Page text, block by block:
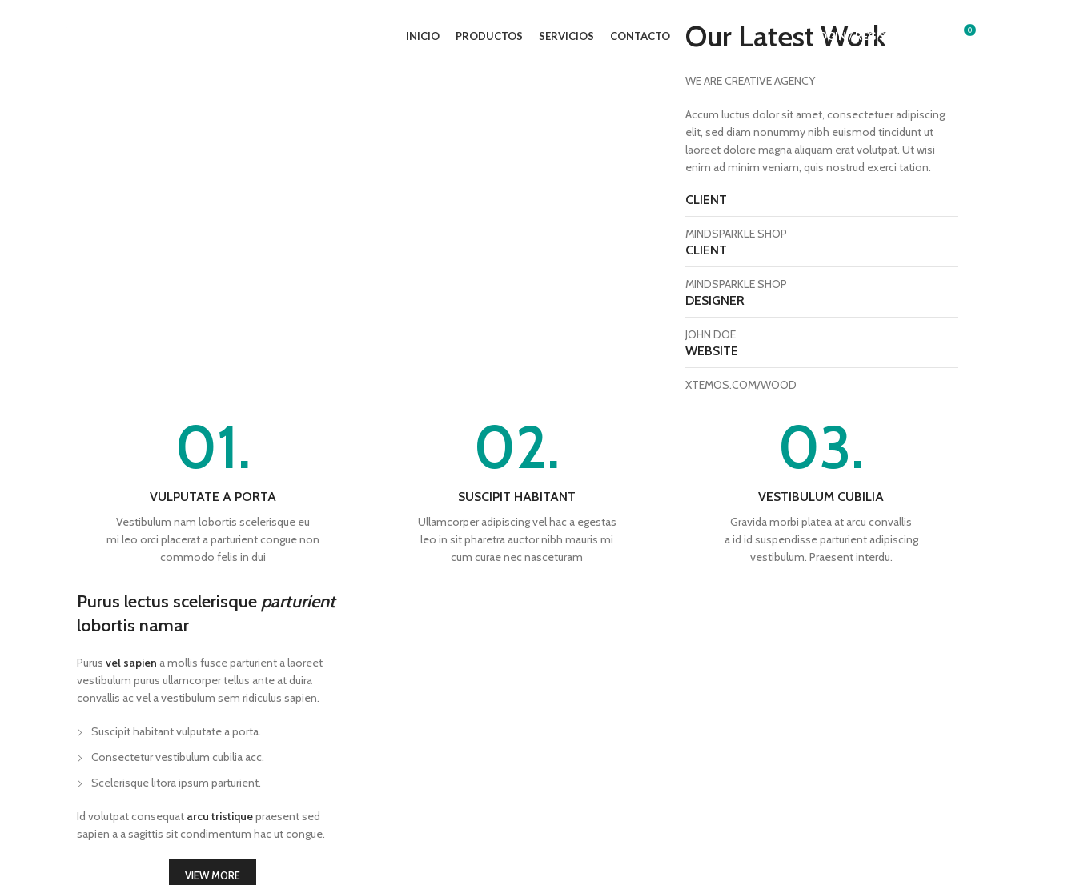
INICIO PRODUCTOS SERVICIOS CONTACTO LOGIN / REGISTER 0
Our Latest Work
WE ARE CREATIVE AGENCY
Accum luctus dolor sit amet, consectetuer adipiscing
elit, sed diam nonummy nibh euismod tincidunt ut
laoreet dolore magna aliquam erat volutpat. Ut wisi
enim ad minim veniam, quis nostrud exerci tation.
CLIENT
MINDSPARKLE SHOP
CLIENT
MINDSPARKLE SHOP
DESIGNER
JOHN DOE
WEBSITE
XTEMOS.COM/WOOD
01.
VULPUTATE A PORTA
Vestibulum nam lobortis scelerisque eu
mi leo orci placerat a parturient congue non
commodo felis in dui
02.
SUSCIPIT HABITANT
Ullamcorper adipiscing vel hac a egestas
leo in sit pharetra auctor nibh mauris mi
cum curae nec nasceturam
03.
VESTIBULUM CUBILIA
Gravida morbi platea at arcu convallis
a id id suspendisse parturient adipiscing
vestibulum. Praesent interdu.
Purus lectus scelerisque parturient
lobortis namar
Purus vel sapien a mollis fusce parturient a laoreet
vestibulum purus ullamcorper tellus ante at duira
convallis ac vel a vestibulum sem ridiculus sapien.
Suscipit habitant vulputate a porta.
Consectetur vestibulum cubilia acc.
Scelerisque litora ipsum parturient.
Id volutpat consequat arcu tristiquepraesent sed
sapien a a sagittis sit condimentum hac ut congue.
VIEW MORE